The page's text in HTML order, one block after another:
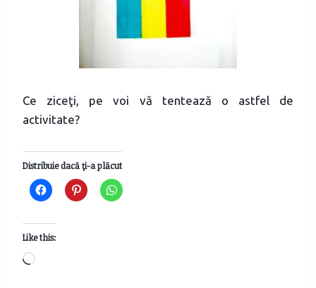
Ce ziceţi, pe voi vă tentează o astfel de
activitate?
Distribuie dacă ţi-a plăcut
Like this:
L